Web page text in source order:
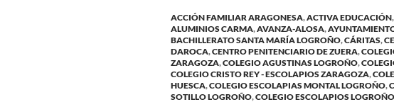
ACCIÓN FAMILIAR ARAGONESA,ACTIVA EDUCACIÓN,
ALUMINIOS CARMA,AVANZA-ALOSA,
BACHILLERATO SANTA MARÍA LOGROÑO,CÁRITAS,
DAROCA,CENTRO PENITENCIARIO DE ZUERA,
ZARAGOZA,COLEGIO AGUSTINAS LOGROÑO,
COLEGIO CRISTO REY - ESCOLAPIOS ZARAGOZA,
HUESCA,COLEGIO ESCOLAPIAS MONTAL LOGROÑO,
SOTILLO LOGROÑO,COLEGIO ESCOLAPIOS LOGROÑO